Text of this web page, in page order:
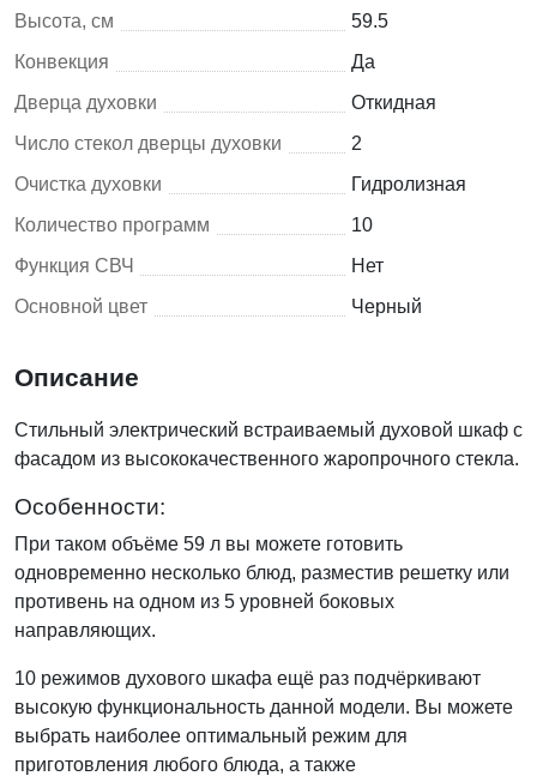
Высота, см
59.5
Конвекция
Да
Дверца духовки
Откидная
Число стекол дверцы духовки
2
Очистка духовки
Гидролизная
Количество программ
10
Функция СВЧ
Нет
Основной цвет
Черный
Описание
Стильный электрический встраиваемый духовой шкаф с
фасадом из высококачественного жаропрочного стекла.
Особенности:
При таком объёме 59 л вы можете готовить
одновременно несколько блюд, разместив решетку или
противень на одном из 5 уровней боковых
направляющих.
10 режимов духового шкафа ещё раз подчёркивают
высокую функциональность данной модели. Вы можете
выбрать наиболее оптимальный режим для
приготовления любого блюда, а также